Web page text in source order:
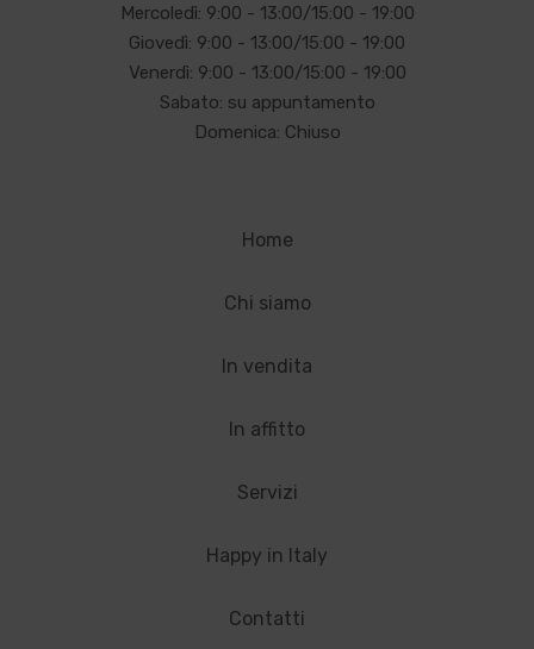
Mercoledì: 9:00 - 13:00/15:00 - 19:00
Giovedì: 9:00 - 13:00/15:00 - 19:00
Venerdì: 9:00 - 13:00/15:00 - 19:00
Sabato: su appuntamento
Domenica: Chiuso
Home
Chi siamo
In vendita
In affitto
Servizi
Happy in Italy
Contatti